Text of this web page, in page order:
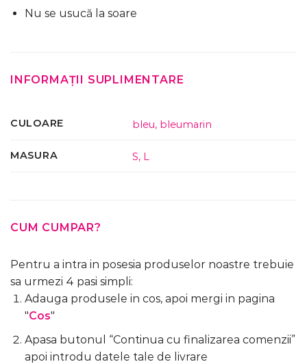
Nu se usucă la soare
INFORMAȚII SUPLIMENTARE
CULOARE bleu, bleumarin
MASURA S, L
CUM CUMPAR?
Pentru a intra in posesia produselor noastre trebuie
sa urmezi 4 pasi simpli:
Adauga produsele in cos, apoi mergi in pagina
"Cos"
Apasa butonul “Continua cu finalizarea comenzii”
apoi introdu datele tale de livrare